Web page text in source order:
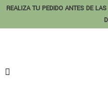
REALIZA TU PEDIDO ANTES DE